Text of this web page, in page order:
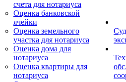
счета для нотариуса
Оценка банковской
ячейки
Оценка земельного
участка для нотариуса
Оценка дома для
нотариуса
Оценка квартиры для
нотариуса